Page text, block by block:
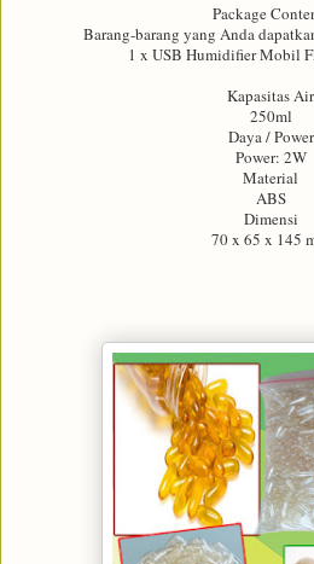
Package
Barang-barang yang Anda
1 x USB Humidifier Mobil
Kapasitas Air
250ml
Daya / Power
Power: 2W
Material
ABS
Dimensi
70 x 65 x 145